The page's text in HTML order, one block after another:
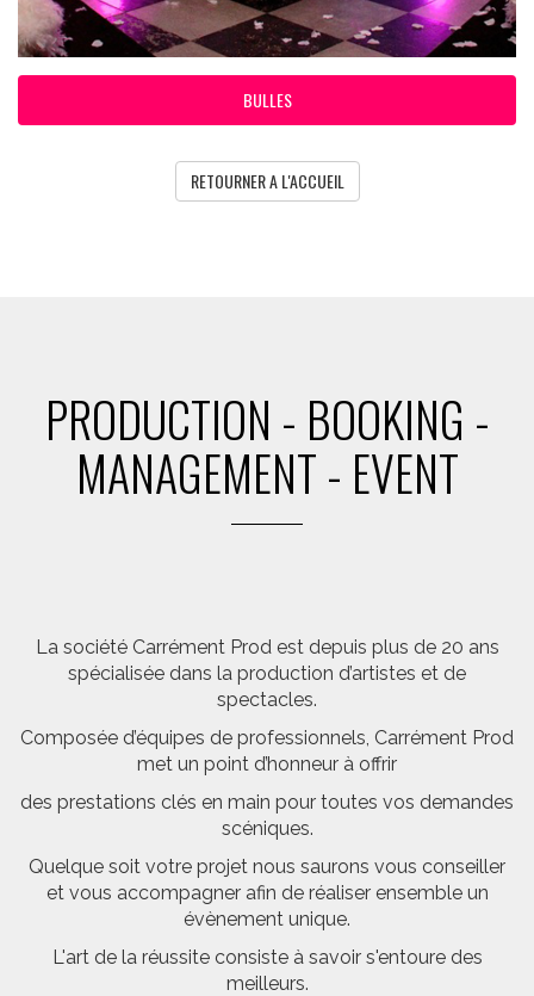
BULLES
RETOURNER A L'ACCUEIL
PRODUCTION - BOOKING -
MANAGEMENT - EVENT
La société Carrément Prod est depuis plus de 20 ans
spécialisée dans la production d’artistes et de
spectacles.
Composée d’équipes de professionnels, Carrément Prod
met un point d’honneur à offrir
des prestations clés en main pour toutes vos demandes
scéniques.
Quelque soit votre projet nous saurons vous conseiller
et vous accompagner afin de réaliser ensemble un
évènement unique.
L'art de la réussite consiste à savoir s'entoure des
meilleurs.